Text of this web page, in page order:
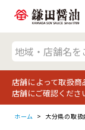
店舗によって取扱
店舗にご確認くださ
ホーム 大分県の取